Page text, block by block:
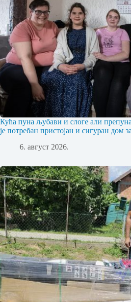
Кућа пуна љубави и слоге али
је потребан пристојан и сигуран дом
6. август 2026.